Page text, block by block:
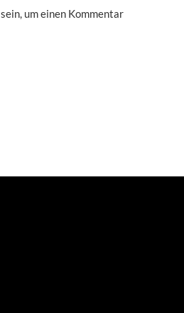
sein, um einen Kommentar